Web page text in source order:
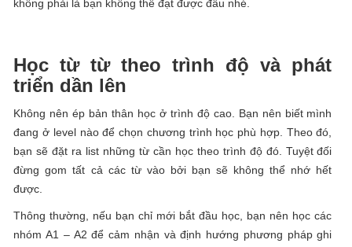
không phải là bạn không thể đạt được đâu nhé.
Học từ từ theo trình độ và phát
triển dần lên
Không nên ép bản thân học ở trình độ cao. Bạn nên biết mình
đang ở level nào để chọn chương trình học phù hợp. Theo đó,
bạn sẽ đặt ra list những từ cần học theo trình độ đó. Tuyệt đối
đừng gom tất cả các từ vào bởi bạn sẽ không thể nhớ hết
được.
Thông thường, nếu bạn chỉ mới bắt đầu học, bạn nên học các
nhóm A1 – A2 để cảm nhận và định hướng phương pháp ghi